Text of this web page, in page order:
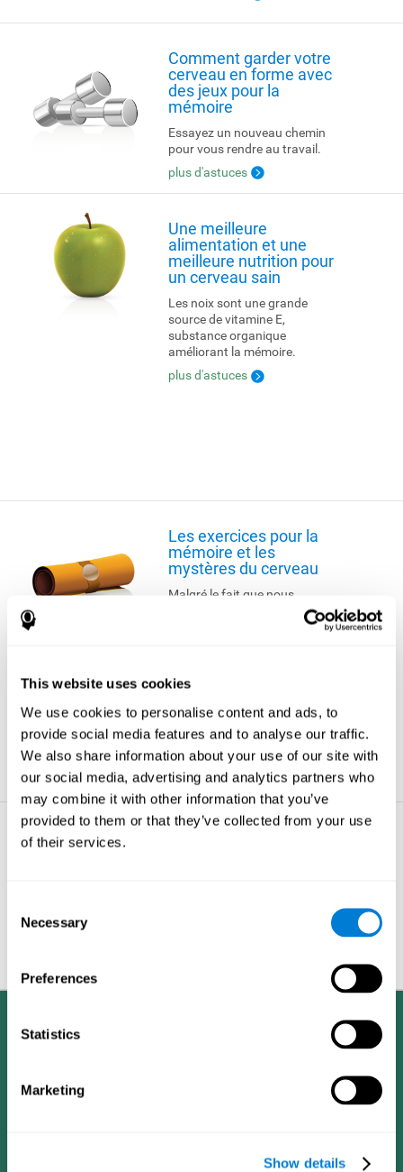
This website uses cookies
We use cookies to personalise content and ads, to
provide social media features and to analyse our traffic.
We also share information about your use of our site with
our social media, advertising and analytics partners who
may combine it with other information that you’ve
provided to them or that they’ve collected from your use
of their services.
Selection
Necessary
Preferences
Statistics
Marketing
Show details
Comment garder votre
cerveau en forme avec
des jeux pour la
mémoire
Essayez un nouveau chemin
pour vous rendre au travail.
plus d'astuces
Une meilleure
alimentation et une
meilleure nutrition pour
un cerveau sain
Les noix sont une grande
source de vitamine E,
substance organique
améliorant la mémoire.
plus d'astuces
Les exercices pour la
mémoire et les
mystères du cerveau
Malgré le fait que nous
passions plus d'un quart de
notre vie à dormir, la véritable
savons que le sommeil est
essentiel à notre survie : de
longues périodes sans
sommeil peuvent conduire à
des hallucinations et même à
la mort.
plus d'astuces